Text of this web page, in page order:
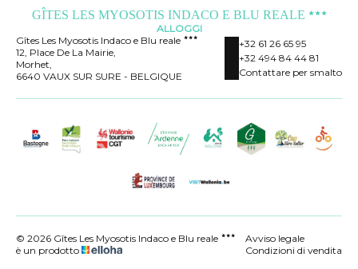
GÎTES LES MYOSOTIS INDACO E BLU REALE
ALLOGGI
Gîtes Les Myosotis Indaco e Blu reale
12, Place De La Mairie,
Morhet,
6640 VAUX SUR SURE - BELGIQUE
+32 61 26 65 95
+32 494 84 44 81
Contattare per smalto
© 2026 Gîtes Les Myosotis Indaco e Blu reale
è un prodotto
Avviso legale
Condizioni di vendita